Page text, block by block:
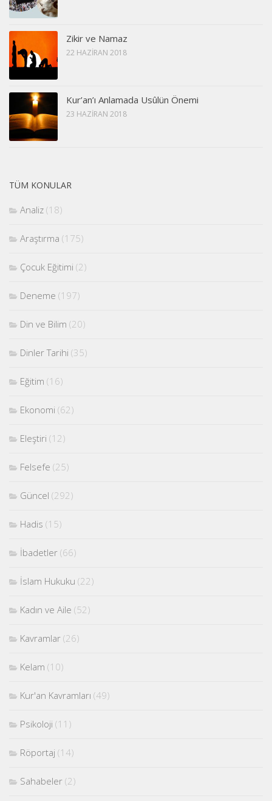
Zikir ve Namaz
22 HAZIRAN 2018
Kur’an’ı Anlamada Usûlün Önemi
23 HAZIRAN 2018
TÜM KONULAR
Analiz (18)
Araştırma (175)
Çocuk Eğitimi (2)
Deneme (197)
Din ve Bilim (20)
Dinler Tarihi (35)
Eğitim (16)
Ekonomi (62)
Eleştiri (12)
Felsefe (25)
Güncel (292)
Hadis (15)
İbadetler (66)
İslam Hukuku (22)
Kadın ve Aile (52)
Kavramlar (26)
Kelam (10)
Kur'an Kavramları (49)
Psikoloji (11)
Röportaj (14)
Sahabeler (2)